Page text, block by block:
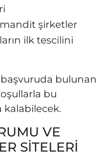
şirketler
ilk tescilini
başvuruda bulunan
bu
kalabilecek.
VE
SİTELERİ